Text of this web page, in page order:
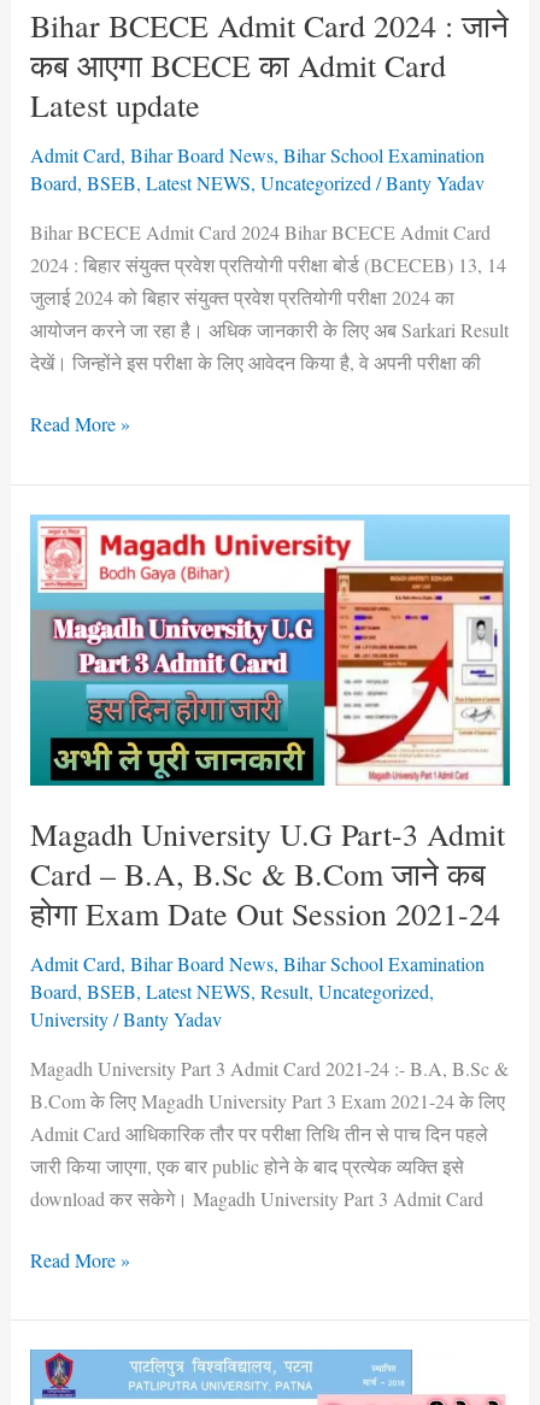
Bihar BCECE Admit Card 2024 : जाने
कब आएगा BCECE का Admit Card
Latest update
Admit Card, Bihar Board News, Bihar School Examination
Board, BSEB, Latest NEWS, Uncategorized/Banty Yadav
Bihar BCECE Admit Card 2024 Bihar BCECE Admit Card
2024 : बिहार संयुक्त प्रवेश प्रतियोगी परीक्षा बोर्ड (BCECEB) 13, 14
जुलाई 2024 को बिहार संयुक्त प्रवेश प्रतियोगी परीक्षा 2024 का
आयोजन करने जा रहा है। अधिक जानकारी के लिए अब Sarkari Result
देखें। जिन्होंने इस परीक्षा के लिए आवेदन किया है, वे अपनी परीक्षा की
BCECE
Admit
Card
Latest
update
Read More »
Magadh University U.G Part-3 Admit
Card – B.A, B.Sc & B.Com जाने कब
होगा Exam Date Out Session 2021-24
Admit Card, Bihar Board News, Bihar School Examination
Board, BSEB, Latest NEWS, Result, Uncategorized,
University/Banty Yadav
Magadh University Part 3 Admit Card 2021-24 :- B.A, B.Sc &
B.Com के लिए Magadh University Part 3 Exam 2021-24 के लिए
Admit Card आधिकारिक तौर पर परीक्षा तिथि तीन से पाच दिन पहले
जारी किया जाएगा, एक बार public होने के बाद प्रत्येक व्यक्ति इसे
download कर सकेगे। Magadh University Part 3 Admit Card
Magadh
University
U.G
Part-
B.A,
B.Sc
B.Com
जाने
कब
होगा
Exam
Out
Session
2021-
24
Read More »
PPU
U.G